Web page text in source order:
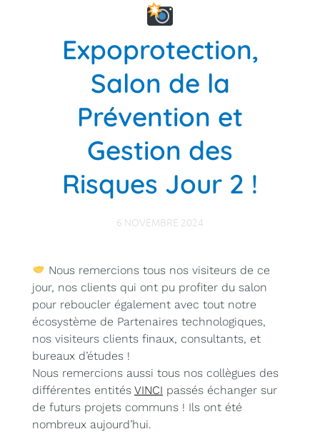
Expoprotection,
Salon de la
Prévention et
Gestion des
Risques Jour 2 !
6 NOVEMBRE 2024
Nous remercions tous nos visiteurs de ce
jour, nos clients qui ont pu profiter du salon
pour reboucler également avec tout notre
écosystème de Partenaires technologiques,
nos visiteurs clients finaux, consultants, et
bureaux d’études !
Nous remercions aussi tous nos collègues des
différentes entités VINCI passés échanger sur
de futurs projets communs ! Ils ont été
nombreux aujourd’hui.